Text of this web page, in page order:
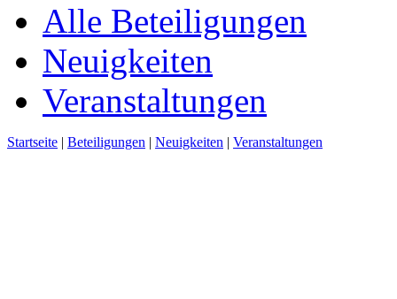
Alle Beteiligungen
Neuigkeiten
Veranstaltungen
Startseite | Beteiligungen | Neuigkeiten | Veranstaltungen